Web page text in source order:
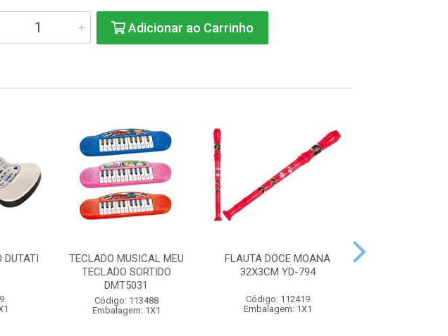
Adicionar ao Carrinho
DUTATI
TECLADO MUSICAL MEU
TECLADO SORTIDO
DMT5031
Código: 113488
Embalagem: 1X1
FLAUTA DOCE MOANA
32X3CM YD-794
Código: 112419
Embalagem: 1X1